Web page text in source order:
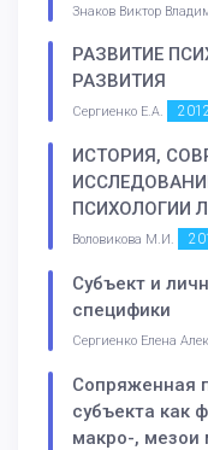
Знаков Виктор
РАЗВИТИЕ
РАЗВИТИЯ
Сергиенко Е.А.
ИСТОРИЯ,
ПСИХОЛОГИИ
Воловикова М.И.
Субъект и
специфики
Сергиенко Елена
Сопряженная
субъекта как
макро-, мезои